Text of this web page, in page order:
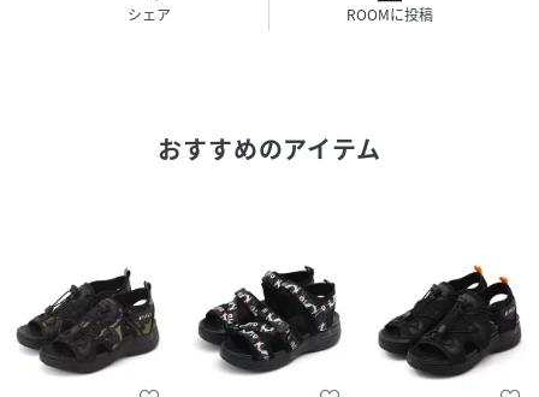
続けられています。
メンズ
（甲部）牛革 その他100%
（底材の種類）ゴム底
サイズ ８、９、１０
シェア ROOMに投稿
おすすめのアイテム